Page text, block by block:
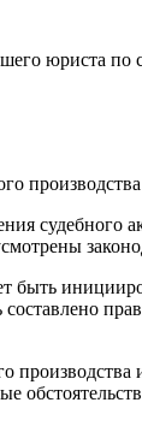
юриста по
быть